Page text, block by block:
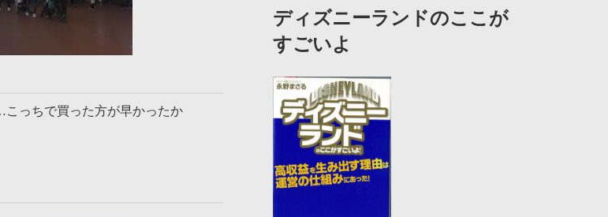
っちで買った方が早かったか
ディズニーランドのここが
すごいよ